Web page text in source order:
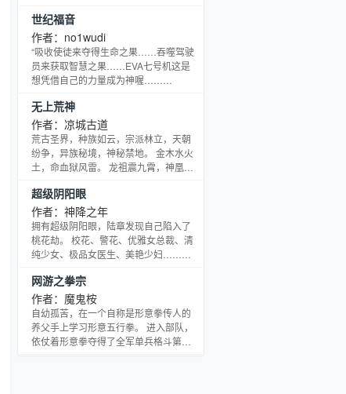
照，快意恩仇，一把天刀，一群兄弟，
该怎样闯荡这危险的世界？
一个光着屁股的儿童，然后发现自己正
处于两个帮派厮杀的正当中，警察来
了，可怜的林卫被当成危险分子抓了起
来，再然后，林卫被当成智障儿童丢弃
在大街上，再再然后，林卫发现，这是
世纪福音
作者：no1wudi
“吸收使徒来夺得生命之果……吞噬驾驶
员来获取智慧之果……EVA七号机这是
想凭借自己的力量成为神喔……
我们的……真的是福音吗？”
无上荒神
作者：凉城古道
荒古圣界，种族如云，宗派林立，天朝
纷争，异族秘境，神秘禁地。 金木水火
土，命血狱风雷。 龙祖震九霄，神凰燃
威。 执戟徒步战八方，天下谁人不识
君。 少年郎誓要披荆斩棘，一往无前，
走上那条通往传说中的荒神之路！
————————————————————————————
新书还请大家多多关照，收藏推荐一
超级阴阳眼
作者：神降之年
拥有超级阴阳眼，陆章发现自己陷入了
桃花劫。 校花、警花、优雅女总裁、清
纯少女、极品女医生、美艳少妇……各
的生活就此拉开序幕…… 各种唠叨也纷
至沓来： “您是警界特级顾问，是侦案之
神，请您敬业一点好么？”某霸道警花如
是说； “您是癌症治疗的权威，给全国人
民一个面子，救救劳苦功高的GJ领导人
网游之拳宗
作者：魔鬼桉
自幼孤苦，在一个自称是形意拳传人的
养父手上学习形意五行拳。 进入部队，
依仗着形意拳夺得了全军单兵格斗第一